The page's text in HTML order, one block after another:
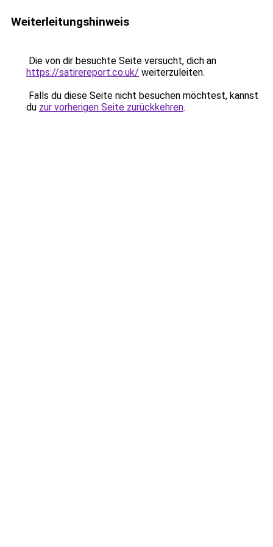
Weiterleitungshinweis
Die von dir besuchte Seite versucht, dich an
https://satirereport.co.uk/ weiterzuleiten.
Falls du diese Seite nicht besuchen möchtest, kannst
du zur vorherigen Seite zurückkehren.